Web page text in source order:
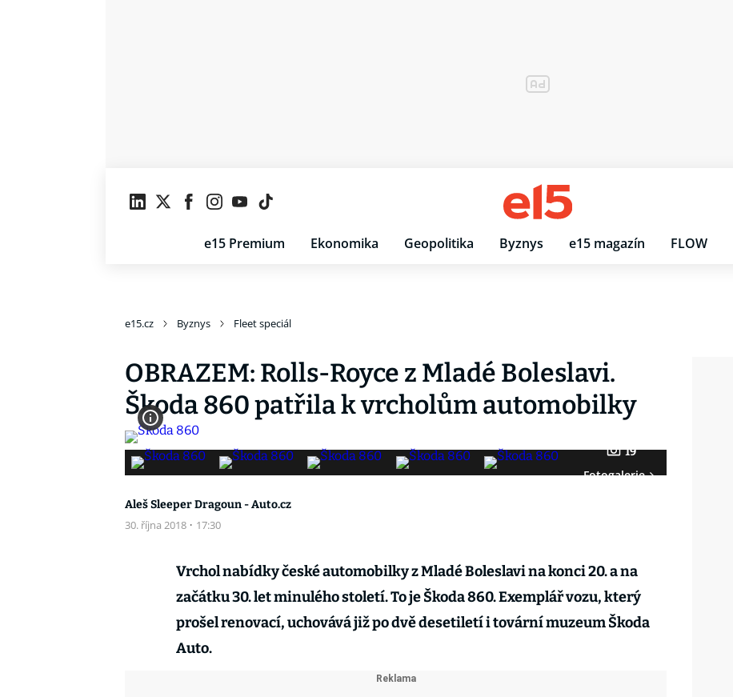
e15 Premium Ekonomika Geopolitika Byznys e15 magazín FLOW
e15.cz Byznys Fleet speciál
OBRAZEM: Rolls-Royce z Mladé Boleslavi.
Škoda 860 patřila k vrcholům automobilky
19
Fotogalerie
Aleš Sleeper Dragoun - Auto.cz
30. října 2018 · 17:30
Vrchol nabídky české automobilky z Mladé Boleslavi na konci 20. a na
začátku 30. let minulého století. To je Škoda 860. Exemplář vozu, který
prošel renovací, uchovává již po dvě desetiletí i tovární muzeum Škoda
Auto.